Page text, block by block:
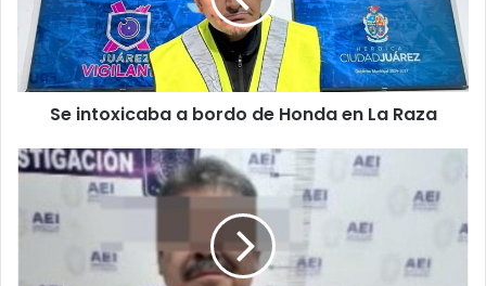
Honda
La
Raza
Se intoxicaba a bordo de Honda en La Raza
Atacó
municipales